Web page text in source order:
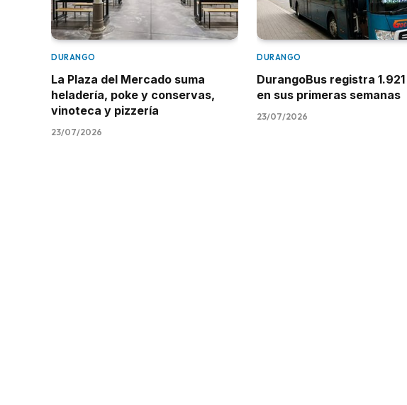
DURANGO
La Plaza del Mercado suma
heladería, poke y conservas,
vinoteca y pizzería
23/07/2026
DURANGO
DurangoBus registra
en sus primeras semanas
23/07/2026